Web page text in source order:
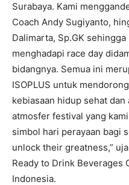
Surabaya. Kami
Coach Andy Sugiyanto,
Dalimarta, Sp.GK
menghadapi race day
bidangnya. Semua ini
ISOPLUS untuk
kebiasaan hidup sehat
atmosfer festival yang
simbol hari perayaan bagi
unlock their greatness,”
Ready to Drink Beverages
Indonesia.